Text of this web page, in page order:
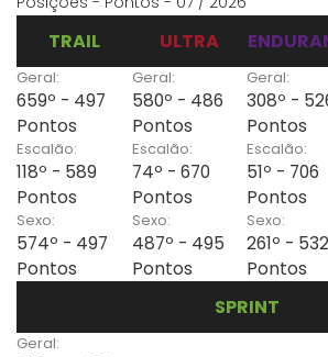
TRAIL
Geral:
659º - 497
Pontos
Escalão:
118º - 589
Pontos
Sexo:
574º - 497
Pontos
ULTRA
Geral:
580º - 486
Pontos
Escalão:
74º - 670
Pontos
Sexo:
487º - 495
Pontos
Geral:
308º -
Pontos
Escalão:
51º - 706
Pontos
Sexo:
261º - 532
Pontos
SPRINT
Geral: